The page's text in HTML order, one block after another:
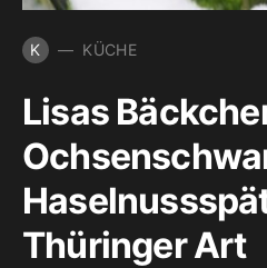
K KÜCHE
Lisas
Thüringer Art